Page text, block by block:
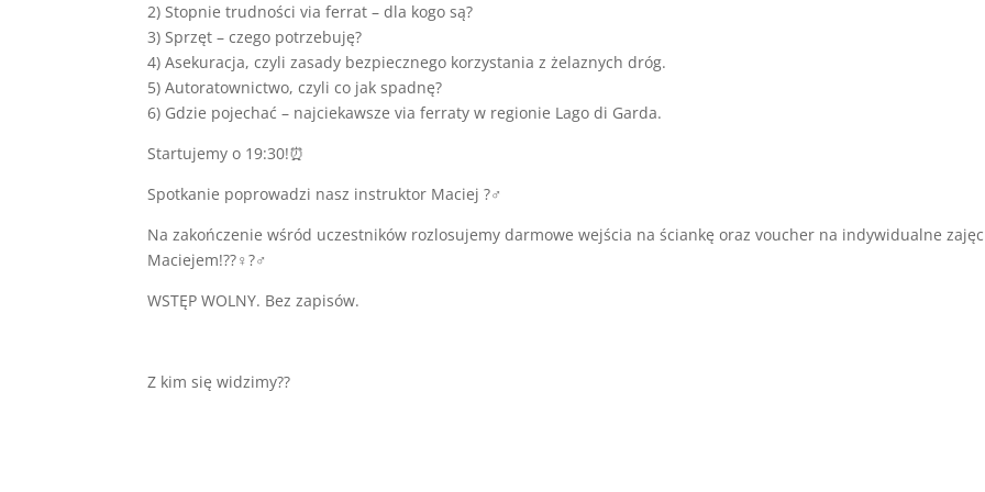
2) Stopnie trudności via ferrat – dla kogo są?
3) Sprzęt – czego potrzebuję?
4) Asekuracja, czyli zasady bezpiecznego korzystania z żelaznych dróg.
5) Autoratownictwo, czyli co jak spadnę?
6) Gdzie pojechać – najciekawsze via ferraty w regionie Lago di Garda.
Startujemy o 19:30!⏰
Spotkanie poprowadzi nasz instruktor Maciej ?‍♂️
Na zakończenie wśród uczestników rozlosujemy darmowe wejścia na ściankę oraz voucher na indywidualne
Maciejem!??‍♀️?‍♂️
WSTĘP WOLNY. Bez zapisów.
Z kim się widzimy??